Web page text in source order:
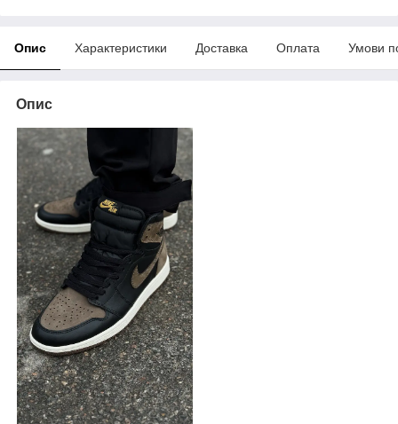
Опис Характеристики Доставка Оплата Умови
Опис